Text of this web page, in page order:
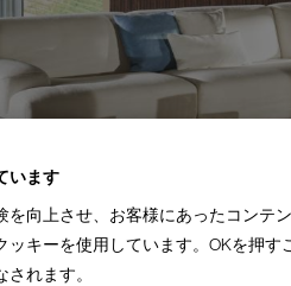
います
向上させ、お客様にあったコンテ
ッキーを使用しています。OKを押す
れます。